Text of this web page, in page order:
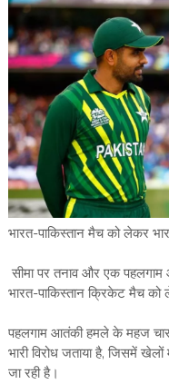
भारत-पाकिस्तान मैच को लेकर
सीमा पर तनाव और एक पहलगाम
भारत-पाकिस्तान क्रिकेट मैच को
पहलगाम आतंकी हमले के महज चार
भारी विरोध जताया है, जिसमें खेलों
जा रही है।